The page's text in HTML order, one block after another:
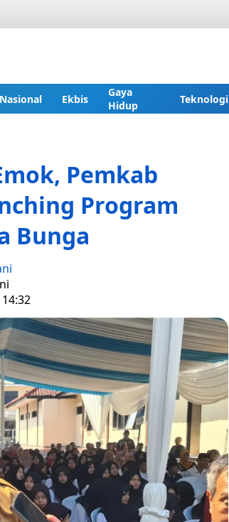
Nasional Ekbis
Gaya
Hidup
Teknologi
Pemkab
Program
Bunga